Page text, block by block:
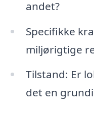
andet?
Specifikke
miljørigtige
Tilstand: Er
det en